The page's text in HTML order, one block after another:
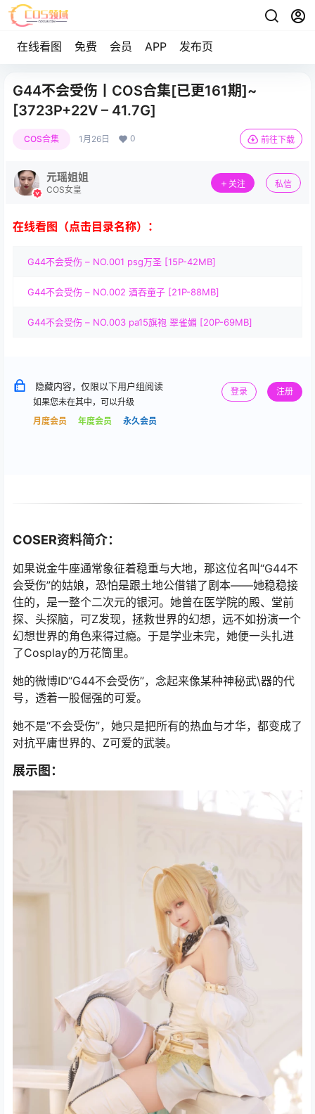
在线看图 免费 会员 APP 发布页
G44不会受伤丨COS合集[已更161期]~
[3723P+22V – 41.7G]
COS合集 1月26日 0 前往下载
元瑶姐姐
COS女皇
关注 私信
在线看图（点击目录名称）：
G44不会受伤 – NO.001 psg万圣 [15P-42MB]
G44不会受伤 – NO.002 酒吞童子 [21P-88MB]
G44不会受伤 – NO.003 pa15旗袍 翠雀媚 [20P-69MB]
隐藏内容，仅限以下用户组阅读
如果您未在其中，可以升级
月度会员
年度会员 永久会员
登录 注册
COSER资料简介：
如果说金牛座通常象征着稳重与大地，那这位名叫“G44不
会受伤”的姑娘，恐怕是跟土地公借错了剧本——她稳稳接
住的，是一整个二次元的银河。她曾在医学院的殿、堂前
探、头探脑，可Z发现，拯救世界的幻想，远不如扮演一个
幻想世界的角色来得过瘾。于是学业未完，她便一头扎进
了Cosplay的万花筒里。
她的微博ID“G44不会受伤”，念起来像某种神秘武\器的代
号，透着一股倔强的可爱。
她不是“不会受伤”，她只是把所有的热血与才华，都变成了
对抗平庸世界的、Z可爱的武装。
展示图：